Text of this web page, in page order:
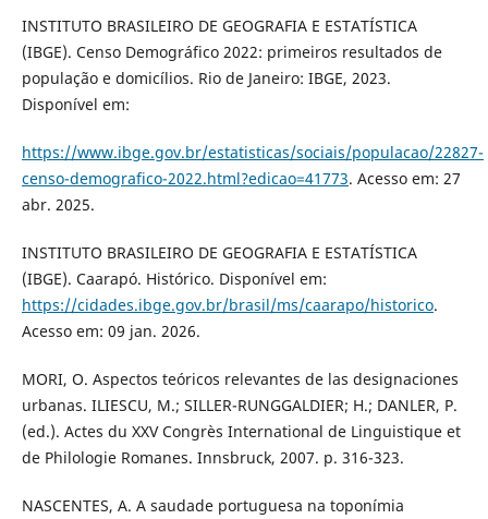
INSTITUTO BRASILEIRO DE GEOGRAFIA E ESTATÍSTICA
(IBGE). Censo Demográfico 2022: primeiros resultados de
população e domicílios. Rio de Janeiro: IBGE, 2023.
Disponível em:
https://www.ibge.gov.br/estatisticas/sociais/populacao/22827-
censo-demografico-2022.html?edicao=41773. Acesso em: 27
abr. 2025.
INSTITUTO BRASILEIRO DE GEOGRAFIA E ESTATÍSTICA
(IBGE). Caarapó. Histórico. Disponível em:
https://cidades.ibge.gov.br/brasil/ms/caarapo/historico.
Acesso em: 09 jan. 2026.
MORI, O. Aspectos teóricos relevantes de las designaciones
urbanas. ILIESCU, M.; SILLER-RUNGGALDIER; H.; DANLER, P.
(ed.). Actes du XXV Congrès International de Linguistique et
de Philologie Romanes. Innsbruck, 2007. p. 316-323.
NASCENTES, A. A saudade portuguesa na toponímia